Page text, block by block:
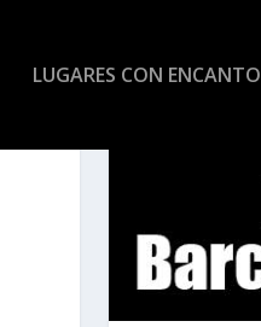
LUGARES CON ENCANTO